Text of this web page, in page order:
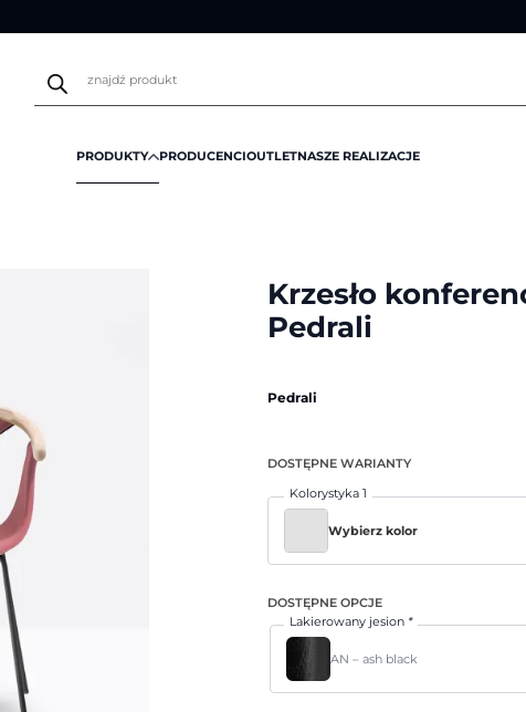
produktów
PRODUKTY PRODUCENCIOUTLETNASZE REALIZACJE
Krzesło
Pedrali
Pedrali
DOSTĘPNE WARIANTY
Kolorystyka 1
Wybierz kolor
DOSTĘPNE OPCJE
Lakierowany jesion *
AN – ash black